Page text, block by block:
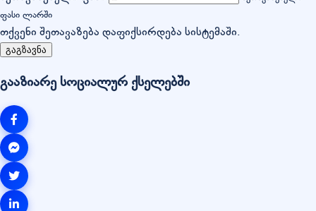
ფასი ლარში
თქვენი შეთავაზება დაფიქსირდება სისტემაში.
გაგზავნა
გააზიარე სოციალურ ქსელებში